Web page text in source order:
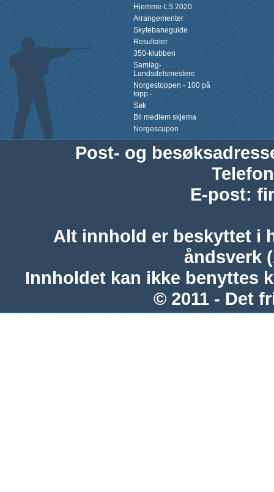
Hjemme-LS 2020
Arrangementer
Skytebaneguide
Resultater
350-klubben
Samlag-
Landsdelsmestere
Norgestoppen - 100 på
topp -
Søk
Bli medlem skjema
Norgescupen
Post- og
Telefon
E-post:
Alt innhold er beskyttet i
åndsverk
Innholdet kan ikke benyttes
© 2011 - Det